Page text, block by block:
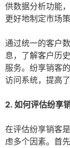
供数据分析功能
更好地制定市场策
通过统一的客户
息，了解客户历
服务。纷享销客
访问系统，提高
2. 如何评估纷享
在评估纷享销客
虑多个因素。首